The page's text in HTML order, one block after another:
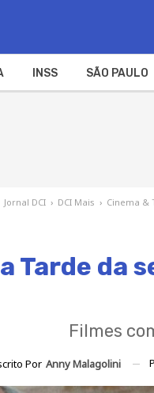
INSS SÃO PAULO
Jornal DCI › DCI Mais › Cinema &
Tarde da
Filmes
Por Anny Malagolini